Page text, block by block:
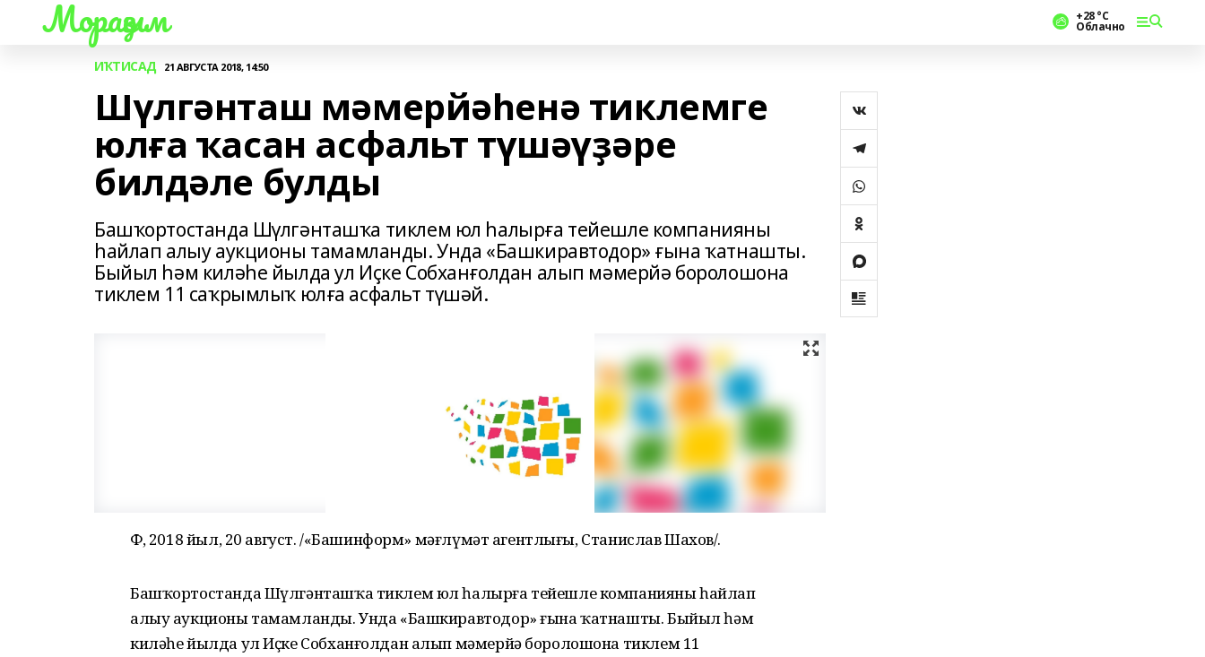
Мораҙым +28 °С
Облачно
ИҠТИСАД 21 АВГУСТА 2018, 14:50
Шүлгәнташ мәмерйәһенә тиклемге
юлға ҡасан асфальт түшәүҙәре
билдәле булды
Башҡортостанда Шүлгәнташҡа тиклем юл һалырға тейешле компанияны
һайлап алыу аукционы тамамланды. Унда «Башкиравтодор» ғына ҡатнашты.
Быйыл һәм киләһе йылда ул Иҫке Собханғолдан алып мәмерйә боролошона
тиклем 11 саҡрымлыҡ юлға асфальт түшәй.
ӨФӨ, 2018 йыл, 20 август. /«Башинформ» мәғлүмәт агентлығы, Станислав Шахов/.
Башҡортостанда Шүлгәнташҡа тиклем юл һалырға тейешле компанияны һайлап
алыу аукционы тамамланды. Унда «Башкиравтодор» ғына ҡатнашты. Быйыл һәм
киләһе йылда ул Иҫке Собханғолдан алып мәмерйә боролошона тиклем 11